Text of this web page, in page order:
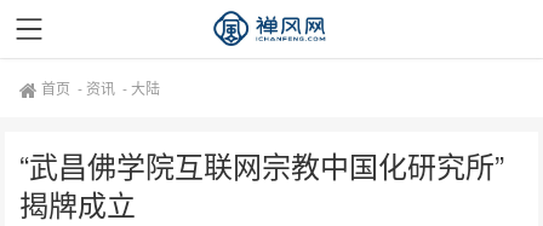
首页 - 资讯 -大陆
“武昌佛学院互联网宗教中国化研究所”
揭牌成立